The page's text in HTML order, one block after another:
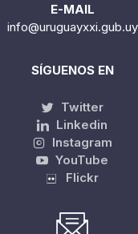
E-MAIL
info@uruguayxxi.gub.uy
SÍGUENOS EN
Twitter
Linkedin
Instagram
YouTube
Flickr